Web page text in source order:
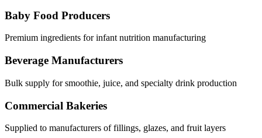
Baby Food Producers
Premium ingredients for infant nutrition manufacturing
Beverage Manufacturers
Bulk supply for smoothie, juice, and specialty drink production
Commercial Bakeries
Supplied to manufacturers of fillings, glazes, and fruit layers